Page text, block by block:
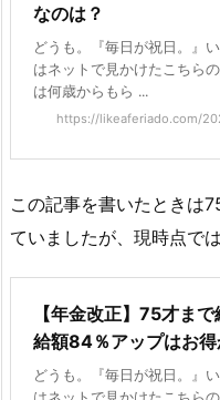
なのは？
どうも。『毎日が祝日。』
はネットで見かけたこちら
は何歳からもら ...
https://likeaferiado.com/
この記事を書いたときは
ていましたが、現時点で
【年金改正】75才ま
給額84％アップはお得
どうも。『毎日が祝日。』